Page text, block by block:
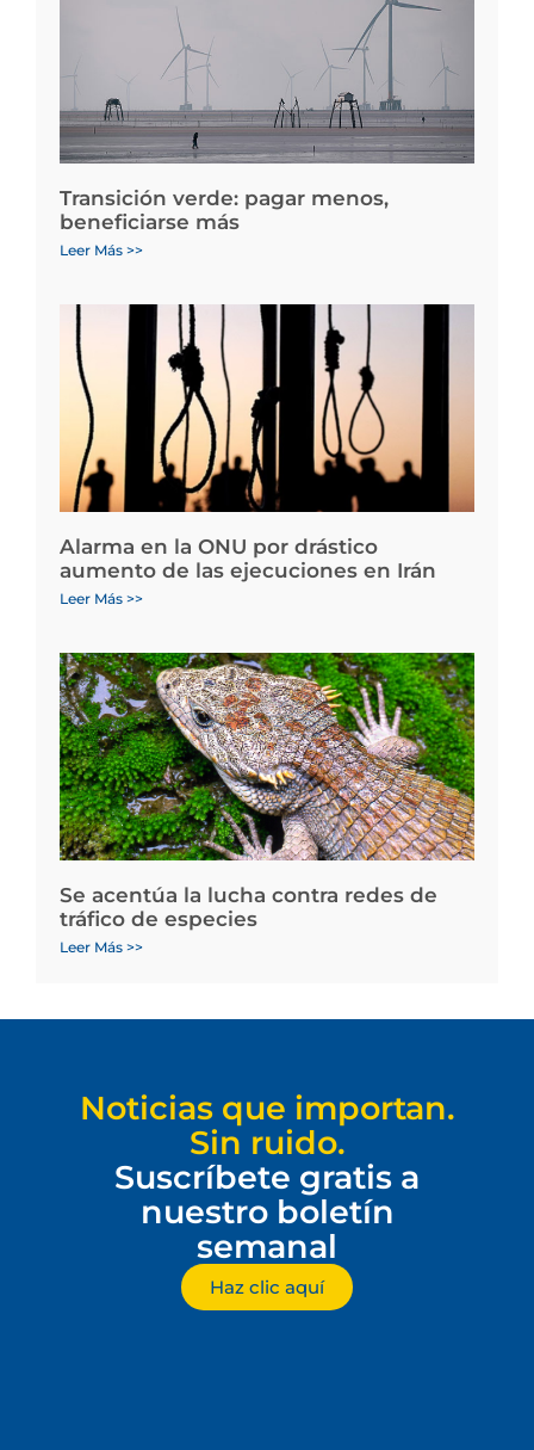
Transición verde: pagar menos,
beneficiarse más
Leer Más >>
Alarma en la ONU por drástico
aumento de las ejecuciones en Irán
Leer Más >>
Se acentúa la lucha contra redes de
tráfico de especies
Leer Más >>
Noticias que importan.
Sin ruido.
Suscríbete gratis a
nuestro boletín
semanal
Haz clic aquí